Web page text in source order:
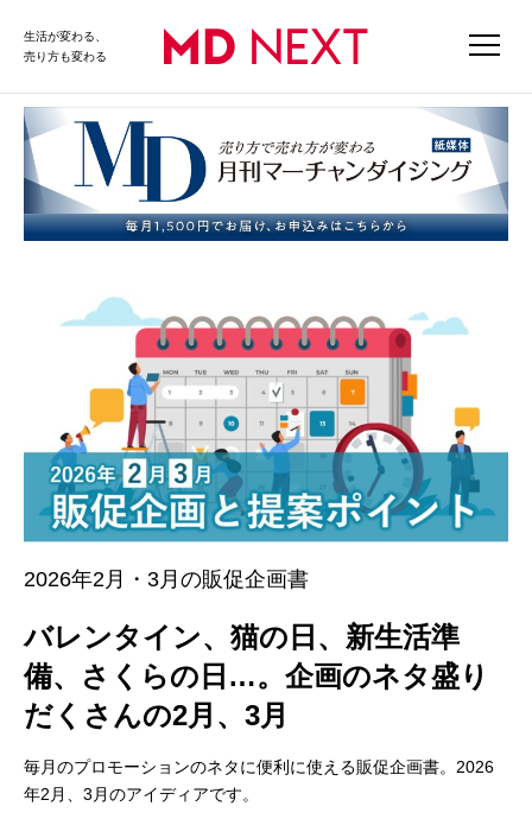
生活が変わる、
売り方も変わる
2026年2月・3月の販促企画書
バレンタイン、猫の日、新生活準
備、さくらの日…。企画のネタ盛り
だくさんの2月、3月
毎月のプロモーションのネタに便利に使える販促企画書。2026
年2月、3月のアイディアです。